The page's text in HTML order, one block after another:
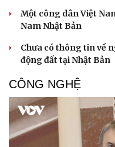
Sân khấu - Điện ảnh
Văn học
Di sản
Một công dân Việt
Nam Nhật Bản
Chưa có thông tin về
động đất tại Nhật Bản
CÔNG NGHỆ